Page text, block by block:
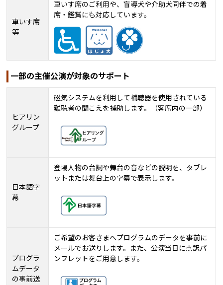
車いす席
等
車いす席のご利用や、盲導犬や介助犬同伴での着
席・鑑賞にも対応しています。
一部の主催公演が対象のサポート
ヒアリン
グループ
磁気システムを利用して補聴器を使用されている
難聴者の聞こえを補助します。（客席内の一部）
日本語字
幕
登場人物の台詞や舞台の音などの説明を、タブレ
ットまたは舞台上の字幕で表示します。
プログラ
ムデータ
の事前送
ご希望のお客さまへプログラムのデータを事前に
メールでお送りします。また、公演当日に点訳パ
ンフレットをご用意します。